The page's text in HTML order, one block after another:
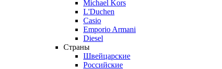
Michael Kors
L'Duchen
Casio
Emporio Armani
Diesel
Страны
Швейцарские
Российские